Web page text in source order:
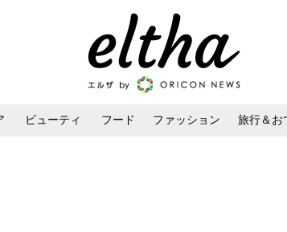
ビューティ フード ファッション 旅行＆お